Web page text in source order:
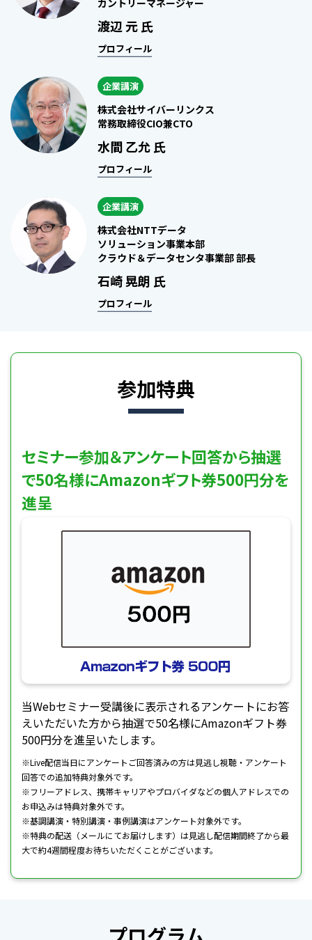
渡辺 元 氏
プロフィール
企業講演
株式会社サイバーリンクス
常務取締役CIO兼CTO
水間 乙允 氏
プロフィール
企業講演
株式会社NTTデータ
ソリューション事業本部
クラウド＆データセンタ事業部 部長
石崎 晃朗 氏
プロフィール
参加特典
セミナー参加＆アンケート回答から抽選
で50名様にAmazonギフト券500円分を
進呈
当Webセミナー受講後に表示されるアンケートにお答
えいただいた方から抽選で50名様にAmazonギフト券
500円分を進呈いたします。
※Live配信当日にアンケートご回答済みの方は見逃し視聴・アンケート
回答での追加特典対象外です。
※フリーアドレス、携帯キャリアやプロバイダなどの個人アドレスでの
お申込みは特典対象外です。
※基調講演・特別講演・事例講演はアンケート対象外です。
※特典の配送（メールにてお届けします）は見逃し配信期間終了から最
大で約4週間程度お待ちいただくことがございます。